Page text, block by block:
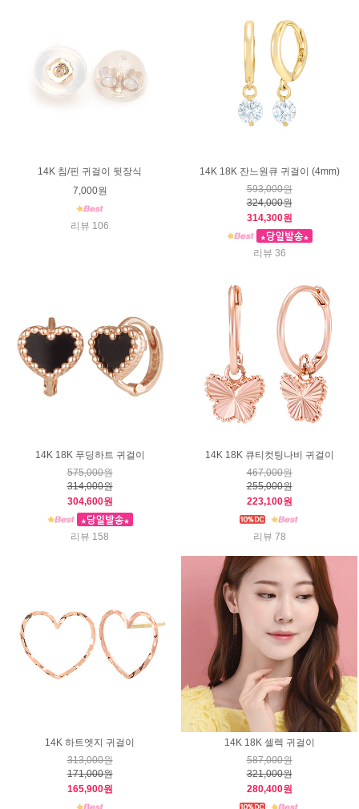
14K 침/핀 귀걸이 뒷장식
7,000원
리뷰 106
14K 18K 잔느원큐 귀걸이 (4mm)
593,000원
324,000원
314,300원
리뷰 36
14K 18K 푸딩하트 귀걸이
575,000원
314,000원
304,600원
리뷰 158
14K 18K 큐티컷팅나비 귀걸이
467,000원
255,000원
223,100원
리뷰 78
14K 하트엣지 귀걸이
313,000원
171,000원
165,900원
14K 18K 셀렉 귀걸이
587,000원
321,000원
280,400원